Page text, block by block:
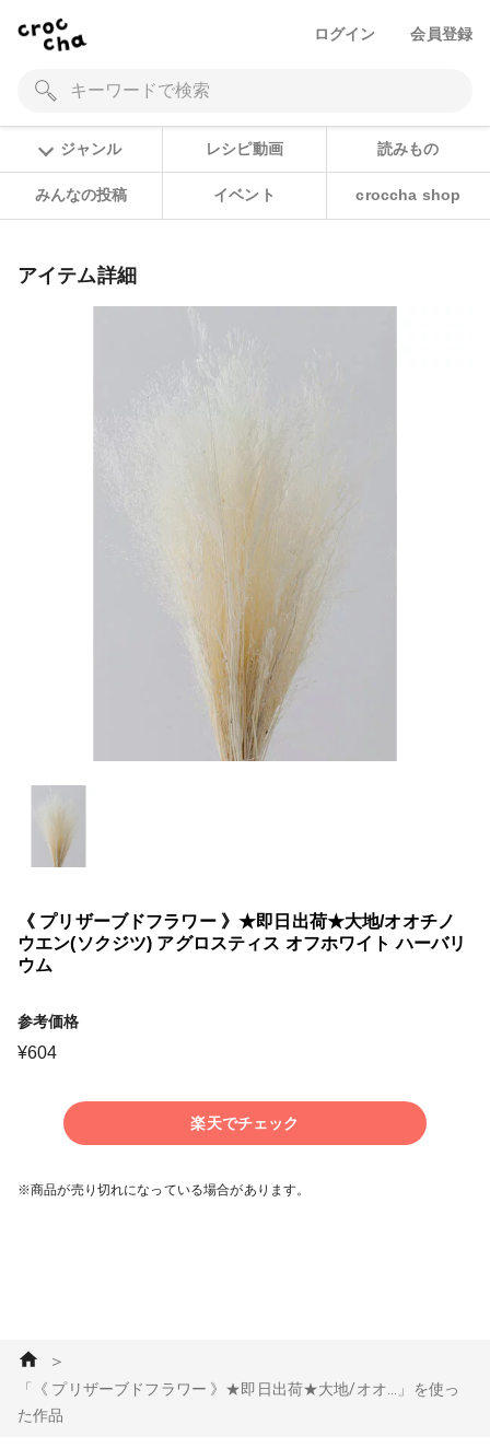
ログイン 会員登録
ジャンル レシピ動画 読みもの
みんなの投稿 イベント croccha shop
アイテム詳細
《 プリザーブドフラワー 》★即日出荷★大地/オオチノ
ウエン(ソクジツ) アグロスティス オフホワイト ハーバリ
ウム
参考価格
¥604
楽天でチェック
※商品が売り切れになっている場合があります。
＞
「《 プリザーブドフラワー 》★即日出荷★大地/オオ...」を使っ
た作品